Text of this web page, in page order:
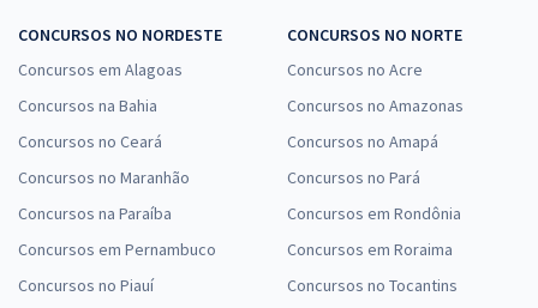
CONCURSOS NO NORDESTE
Concursos em Alagoas
Concursos na Bahia
Concursos no Ceará
Concursos no Maranhão
Concursos na Paraíba
Concursos em Pernambuco
Concursos no Piauí
CONCURSOS NO NORTE
Concursos no Acre
Concursos no Amazonas
Concursos no Amapá
Concursos no Pará
Concursos em Rondônia
Concursos em Roraima
Concursos no Tocantins